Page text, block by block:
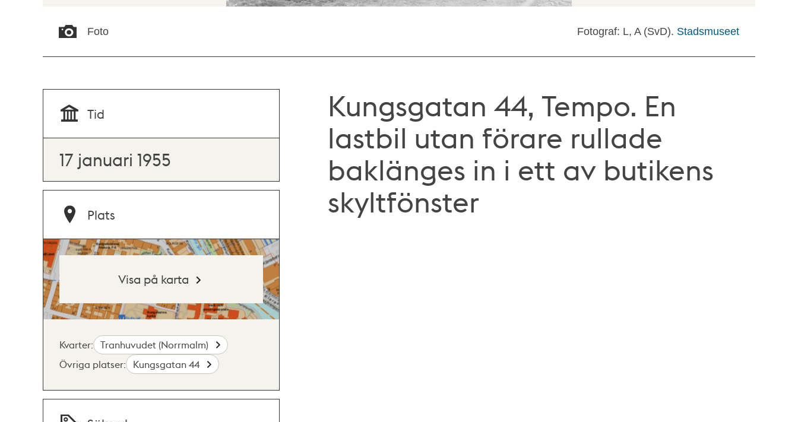
Foto Fotograf: L, A (SvD). Stadsmuseet
Kungsgatan 44, Tempo. En
lastbil utan förare rullade
baklänges in i ett av butikens
skyltfönster
Tid
17 januari 1955
Plats
Visa på karta
Kvarter:
Tranhuvudet (Norrmalm)
Övriga platser:
Kungsgatan 44